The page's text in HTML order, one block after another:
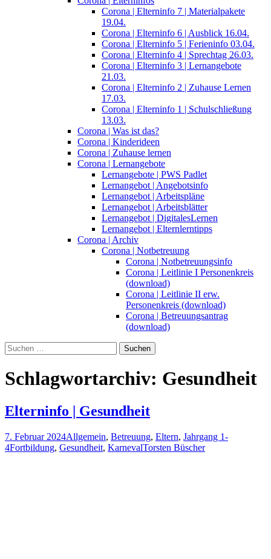
Corona | Elterninfo 7 | Materialpakete
19.04.
Corona | Elterninfo 6 | Ausblick 16.04.
Corona | Elterninfo 5 | Ferieninfo 03.04.
Corona | Elterninfo 4 | Sprechtag 26.03.
Corona | Elterninfo 3 | Lernangebote
21.03.
Corona | Elterninfo 2 | Zuhause Lernen
17.03.
Corona | Elterninfo 1 | Schulschließung
13.03.
Corona | Was ist das?
Corona | Kinderideen
Corona | Zuhause lernen
Corona | Lernangebote
Lernangebote | PWS Padlet
Lernangebot | Angebotsinfo
Lernangebot | Arbeitspläne
Lernangebot | Arbeitsblätter
Lernangebot | DigitalesLernen
Lernangebot | Elternlerntipps
Corona | Archiv
Corona | Notbetreuung
Corona | Notbetreuungsinfo
Corona | Leitlinie I Personenkreis
(download)
Corona | Leitlinie II erw.
Personenkreis (download)
Corona | Betreuungsantrag
(download)
Suchen
nach:
Schlagwortarchiv: Gesundheit
Elterninfo | Gesundheit
7. Februar 2024Allgemein, Betreuung, Eltern, Jahrgang 1-
4Fortbildung, Gesundheit, KarnevalTorsten Büscher